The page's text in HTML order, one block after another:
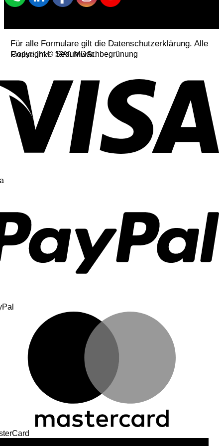
Für alle Formulare gilt die Datenschutzerklärung. Alle
Preise inkl. 19% MwSt.
Copyright © SedumDachbegrünung